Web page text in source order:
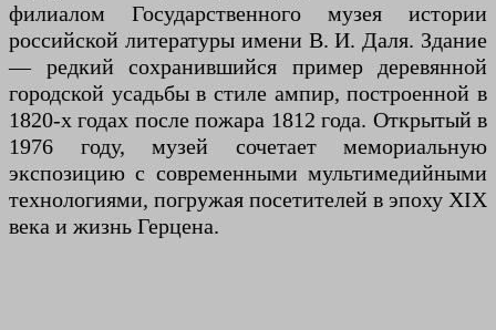
филиалом Государственного музея истории
российской литературы имени В. И. Даля. Здание
— редкий сохранившийся пример деревянной
городской усадьбы в стиле ампир, построенной в
1820-х годах после пожара 1812 года. Открытый в
1976 году, музей сочетает мемориальную
экспозицию с современными мультимедийными
технологиями, погружая посетителей в эпоху XIX
века и жизнь Герцена.